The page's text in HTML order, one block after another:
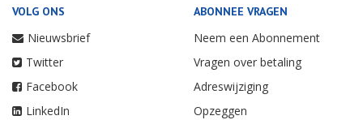
VOLG ONS
Nieuwsbrief
Twitter
Facebook
LinkedIn
ABONNEE VRAGEN
Neem een Abonnement
Vragen over betaling
Adreswijziging
Opzeggen